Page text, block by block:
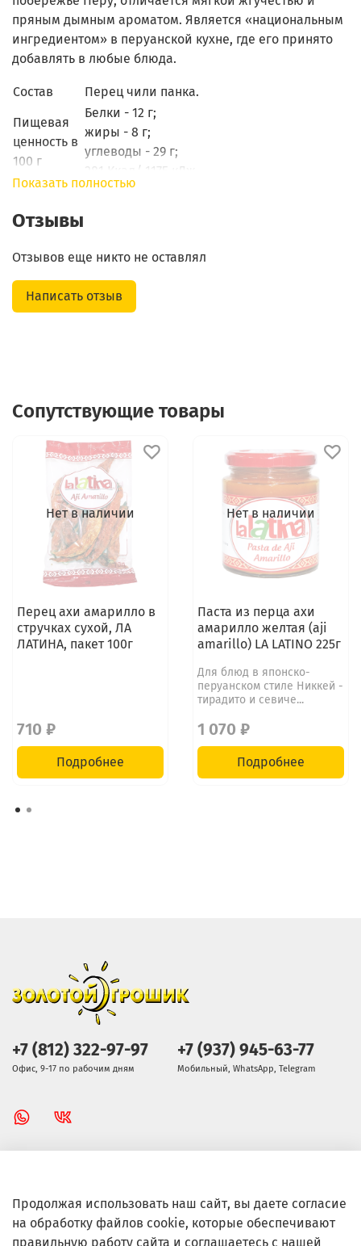
пряным дымным ароматом. Является «национальным
ингредиентом» в перуанской кухне, где его принято
добавлять в любые блюда.
Состав
Перец чили панка.
Пищевая
ценность в
100 г
Белки - 12 г;
жиры - 8 г;
углеводы - 29 г;
281 Ккал/ 1175 кДж.
хранения
Хранить в сухом месте при комнатной
Показать полностью
Отзывы
Отзывов еще никто не оставлял
Написать отзыв
Сопутствующие товары
Нет в наличии
Перец ахи амарилло в
стручках сухой, ЛА
ЛАТИНА, пакет 100г
710 ₽
Подробнее
Нет в наличии
Паста из перца ахи
амарилло желтая (aji
amarillo) LA LATINO 225г
Для блюд в японско-
перуанском стиле Никкей -
тирадито и севиче...
1 070 ₽
Подробнее
Информация
+7 (812) 322-97-97
Офис, 9-17 по рабочим дням
+7 (937) 945-63-77
Мобильный, WhatsApp, Telegram
Продолжая использовать наш сайт, вы даете согласие
на обработку файлов cookie, которые обеспечивают
правильную работу сайта и соглашаетесь с нашей